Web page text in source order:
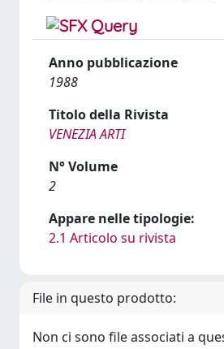
Anno pubblicazione
1988
Titolo della Rivista
VENEZIA ARTI
N° Volume
2
Appare nelle tipologie:
2.1 Articolo su rivista
File in questo prodotto:
Non ci sono file associati a